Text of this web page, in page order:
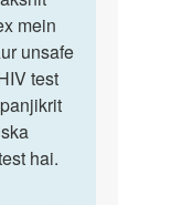
mein
unsafe
test
hai.